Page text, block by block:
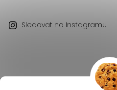
Sledovat na Instagramu